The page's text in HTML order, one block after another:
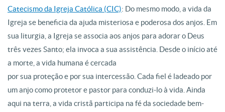
Catecismo da Igreja Católica (CIC): Do mesmo modo, a vida da
Igreja se beneficia da ajuda misteriosa e poderosa dos anjos. Em
sua liturgia, a Igreja se associa aos anjos para adorar o Deus
três vezes Santo; ela invoca a sua assistência. Desde o início até
a morte, a vida humana é cercada
por sua proteção e por sua intercessão. Cada fiel é ladeado por
um anjo como protetor e pastor para conduzi-lo à vida. Ainda
aqui na terra, a vida cristã participa na fé da sociedade bem-